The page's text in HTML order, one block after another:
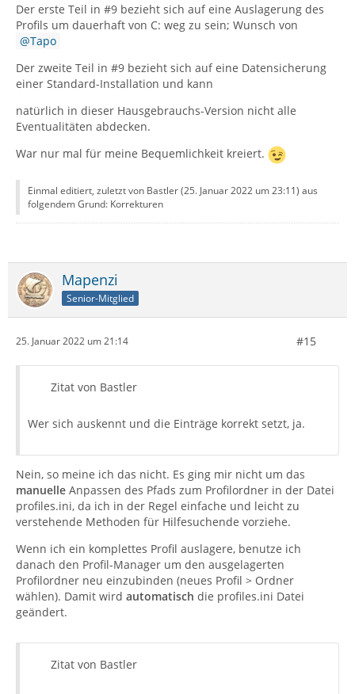
Der erste Teil in #9 bezieht sich auf eine Auslagerung des
Profils um dauerhaft von C: weg zu sein; Wunsch von
Tapo
Der zweite Teil in #9 bezieht sich auf eine Datensicherung
einer Standard-Installation und kann
natürlich in dieser Hausgebrauchs-Version nicht alle
Eventualitäten abdecken.
War nur mal für meine Bequemlichkeit kreiert.
Einmal editiert, zuletzt von Bastler (25. Januar 2022 um 23:11) aus
folgendem Grund: Korrekturen
Mapenzi
Senior-Mitglied
25. Januar 2022 um 21:14 #15
Zitat von Bastler
Wer sich auskennt und die Einträge korrekt setzt, ja.
Nein, so meine ich das nicht. Es ging mir nicht um das
manuelle Anpassen des Pfads zum Profilordner in der Datei
profiles.ini, da ich in der Regel einfache und leicht zu
verstehende Methoden für Hilfesuchende vorziehe.
Wenn ich ein komplettes Profil auslagere, benutze ich
danach den Profil-Manager um den ausgelagerten
Profilordner neu einzubinden (neues Profil > Ordner
wählen). Damit wird automatisch die profiles.ini Datei
geändert.
Zitat von Bastler